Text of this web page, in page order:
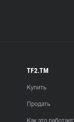
TF2.TM
Купить
Продать
Как это работает